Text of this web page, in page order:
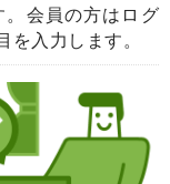
。会員の方はログ
を入力します。